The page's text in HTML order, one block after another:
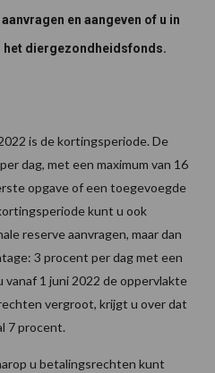
en aangeven of u in
diergezondheidsfonds.
is de kortingsperiode. De
dag, met een maximum van 16
opgave of een toegevoegde
kunt u ook
reserve aanvragen, maar dan
3 procent per dag met een
vanaf 1 juni 2022 de oppervlakte
vergroot, krijgt u over dat
7 procent.
u betalingsrechten kunt